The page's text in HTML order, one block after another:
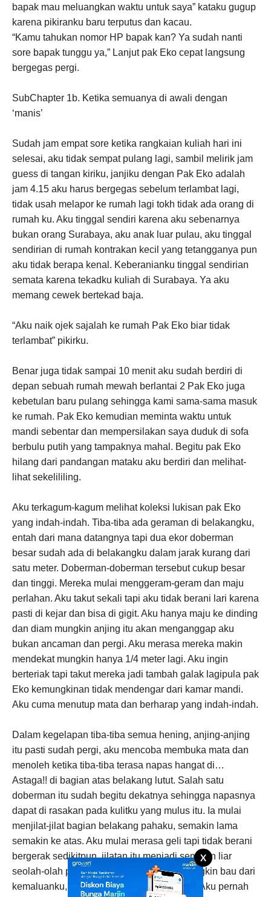
X
bapak mau meluangkan waktu untuk saya” kataku gugup
karena pikiranku baru terputus dan kacau.
“Kamu tahukan nomor HP bapak kan? Ya sudah nanti
sore bapak tunggu ya,” Lanjut pak Eko cepat langsung
bergegas pergi.
SubChapter 1b. Ketika semuanya di awali dengan
‘manis’
Sudah jam empat sore ketika rangkaian kuliah hari ini
selesai, aku tidak sempat pulang lagi, sambil melirik jam
guess di tangan kiriku, janjiku dengan Pak Eko adalah
jam 4.15 aku harus bergegas sebelum terlambat lagi,
tidak usah melapor ke rumah lagi tokh tidak ada orang di
rumah ku. Aku tinggal sendiri karena aku sebenarnya
bukan orang Surabaya, aku anak luar pulau, aku tinggal
sendirian di rumah kontrakan kecil yang tetangganya pun
aku tidak berapa kenal. Keberanianku tinggal sendirian
semata karena tekadku kuliah di Surabaya. Ya aku
memang cewek bertekad baja.
“Aku naik ojek sajalah ke rumah Pak Eko biar tidak
terlambat” pikirku.
Benar juga tidak sampai 10 menit aku sudah berdiri di
depan sebuah rumah mewah berlantai 2 Pak Eko juga
kebetulan baru pulang sehingga kami sama-sama masuk
ke rumah. Pak Eko kemudian meminta waktu untuk
mandi sebentar dan mempersilakan saya duduk di sofa
berbulu putih yang tampaknya mahal. Begitu pak Eko
hilang dari pandangan mataku aku berdiri dan melihat-
lihat sekelililing.
Aku terkagum-kagum melihat koleksi lukisan pak Eko
yang indah-indah. Tiba-tiba ada geraman di belakangku,
entah dari mana datangnya tapi dua ekor doberman
besar sudah ada di belakangku dalam jarak kurang dari
satu meter. Doberman-doberman tersebut cukup besar
dan tinggi. Mereka mulai menggeram-geram dan maju
perlahan. Aku takut sekali tapi aku tidak berani lari karena
pasti di kejar dan bisa di gigit. Aku hanya maju ke dinding
dan diam mungkin anjing itu akan menganggap aku
bukan ancaman dan pergi. Aku merasa mereka makin
mendekat mungkin hanya 1/4 meter lagi. Aku ingin
berteriak tapi takut mereka jadi tambah galak lagipula pak
Eko kemungkinan tidak mendengar dari kamar mandi.
Aku cuma menutup mata dan berharap yang indah-indah.
Dalam kegelapan tiba-tiba semua hening, anjing-anjing
itu pasti sudah pergi, aku mencoba membuka mata dan
menoleh ketika tiba-tiba terasa napas hangat di…
Astaga!! di bagian atas belakang lutut. Salah satu
doberman itu sudah begitu dekatnya sehingga napasnya
dapat di rasakan pada kulitku yang mulus itu. Ia mulai
menjilat-jilat bagian belakang pahaku, semakin lama
semakin ke atas. Aku mulai merasa geli tapi tidak berani
bergerak sedikitpun, jilatan itu menjadi semakin liar
seolah-olah pahaku ada rasanya, yah.. mungkin bau dari
kemaluanku, dan keringat yang mengering. Aku pernah